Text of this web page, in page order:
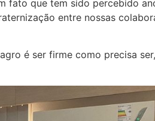
fato que tem sido percebido
entre nossas
é ser firme como precisa